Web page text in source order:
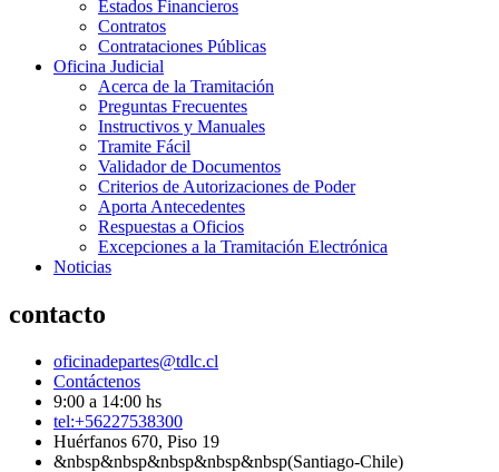
Estados Financieros
Contratos
Contrataciones Públicas
Oficina Judicial
Acerca de la Tramitación
Preguntas Frecuentes
Instructivos y Manuales
Tramite Fácil
Validador de Documentos
Criterios de Autorizaciones de Poder
Aporta Antecedentes
Respuestas a Oficios
Excepciones a la Tramitación Electrónica
Noticias
contacto
oficinadepartes@tdlc.cl
Contáctenos
9:00 a 14:00 hs
tel:+56227538300
Huérfanos 670, Piso 19
&nbsp&nbsp&nbsp&nbsp&nbsp(Santiago-Chile)